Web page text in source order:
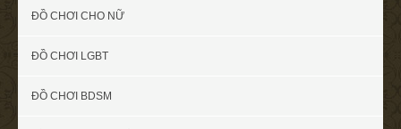
ĐỒ CHƠI CHO NỮ
ĐỒ CHƠI LGBT
ĐỒ CHƠI BDSM